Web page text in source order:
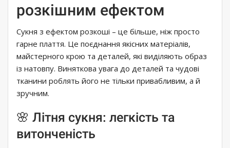
розкішним ефектом
Сукня з ефектом розкоші – це більше, ніж просто
гарне плаття. Це поєднання якісних матеріалів,
майстерного крою та деталей, які виділяють образ
із натовпу. Виняткова увага до деталей та чудові
тканини роблять його не тільки привабливим, а й
зручним.
🌸 Літня сукня: легкість та
витонченість